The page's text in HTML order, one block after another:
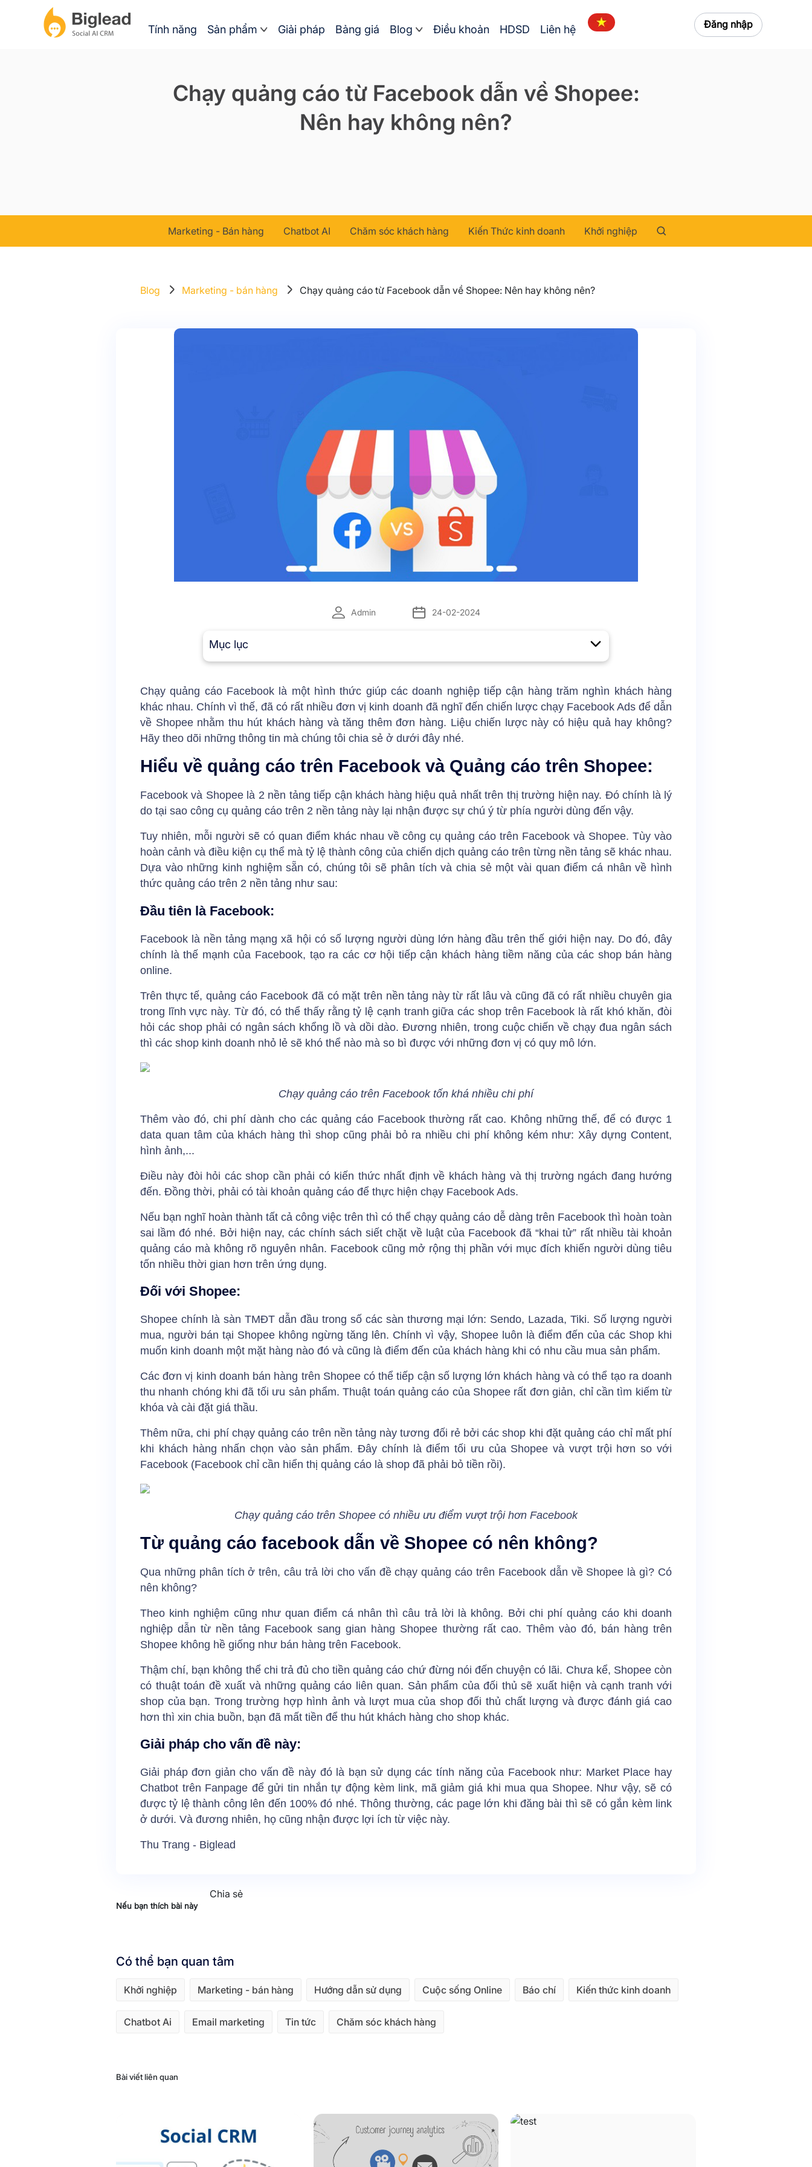
Tính năng Sản phẩm Giải pháp Bảng giá Blog Điều khoản HDSD Liên hệ Đăng nhập
Chạy quảng cáo từ Facebook dẫn về Shopee:
Nên hay không nên?
Marketing - Bán hàng Chatbot AI Chăm sóc khách hàng Kiến Thức kinh doanh Khởi nghiệp
Blog Marketing - bán hàng Chạy quảng cáo từ Facebook dẫn về Shopee: Nên hay không nên?
Admin 24-02-2024
Mục lục
Chạy quảng cáo Facebook là một hình thức giúp các doanh nghiệp tiếp cận hàng trăm nghìn khách hàng
khác nhau. Chính vì thế, đã có rất nhiều đơn vị kinh doanh đã nghĩ đến chiến lược chạy Facebook Ads để dẫn
về Shopee nhằm thu hút khách hàng và tăng thêm đơn hàng. Liệu chiến lược này có hiệu quả hay không?
Hãy theo dõi những thông tin mà chúng tôi chia sẻ ở dưới đây nhé.
Hiểu về quảng cáo trên Facebook và Quảng cáo trên Shopee:
Facebook và Shopee là 2 nền tảng tiếp cận khách hàng hiệu quả nhất trên thị trường hiện nay. Đó chính là lý
do tại sao công cụ quảng cáo trên 2 nền tảng này lại nhận được sự chú ý từ phía người dùng đến vậy.
Tuy nhiên, mỗi người sẽ có quan điểm khác nhau về công cụ quảng cáo trên Facebook và Shopee. Tùy vào
hoàn cảnh và điều kiện cụ thể mà tỷ lệ thành công của chiến dịch quảng cáo trên từng nền tảng sẽ khác nhau.
Dựa vào những kinh nghiệm sẵn có, chúng tôi sẽ phân tích và chia sẻ một vài quan điểm cá nhân về hình
thức quảng cáo trên 2 nền tảng như sau:
Đầu tiên là Facebook:
Facebook là nền tảng mạng xã hội có số lượng người dùng lớn hàng đầu trên thế giới hiện nay. Do đó, đây
chính là thế mạnh của Facebook, tạo ra các cơ hội tiếp cận khách hàng tiềm năng của các shop bán hàng
online.
Trên thực tế, quảng cáo Facebook đã có mặt trên nền tảng này từ rất lâu và cũng đã có rất nhiều chuyên gia
trong lĩnh vực này. Từ đó, có thể thấy rằng tỷ lệ cạnh tranh giữa các shop trên Facebook là rất khó khăn, đòi
hỏi các shop phải có ngân sách khổng lồ và dồi dào. Đương nhiên, trong cuộc chiến về chạy đua ngân sách
thì các shop kinh doanh nhỏ lẻ sẽ khó thể nào mà so bì được với những đơn vị có quy mô lớn.
Chạy quảng cáo trên Facebook tốn khá nhiều chi phí
Thêm vào đó, chi phí dành cho các quảng cáo Facebook thường rất cao. Không những thế, để có được 1
data quan tâm của khách hàng thì shop cũng phải bỏ ra nhiều chi phí không kém như: Xây dựng Content,
hình ảnh,...
Điều này đòi hỏi các shop cần phải có kiến thức nhất định về khách hàng và thị trường ngách đang hướng
đến. Đồng thời, phải có tài khoản quảng cáo để thực hiện chạy Facebook Ads.
Nếu bạn nghĩ hoàn thành tất cả công việc trên thì có thể chạy quảng cáo dễ dàng trên Facebook thì hoàn toàn
sai lầm đó nhé. Bởi hiện nay, các chính sách siết chặt về luật của Facebook đã “khai tử” rất nhiều tài khoản
quảng cáo mà không rõ nguyên nhân. Facebook cũng mở rộng thị phần với mục đích khiến người dùng tiêu
tốn nhiều thời gian hơn trên ứng dụng.
Đối với Shopee:
Shopee chính là sàn TMĐT dẫn đầu trong số các sàn thương mại lớn: Sendo, Lazada, Tiki. Số lượng người
mua, người bán tại Shopee không ngừng tăng lên. Chính vì vậy, Shopee luôn là điểm đến của các Shop khi
muốn kinh doanh một mặt hàng nào đó và cũng là điểm đến của khách hàng khi có nhu cầu mua sản phẩm.
Các đơn vị kinh doanh bán hàng trên Shopee có thể tiếp cận số lượng lớn khách hàng và có thể tạo ra doanh
thu nhanh chóng khi đã tối ưu sản phẩm. Thuật toán quảng cáo của Shopee rất đơn giản, chỉ cần tìm kiếm từ
khóa và cài đặt giá thầu.
Thêm nữa, chi phí chạy quảng cáo trên nền tảng này tương đối rẻ bởi các shop khi đặt quảng cáo chỉ mất phí
khi khách hàng nhấn chọn vào sản phẩm. Đây chính là điểm tối ưu của Shopee và vượt trội hơn so với
Facebook (Facebook chỉ cần hiển thị quảng cáo là shop đã phải bỏ tiền rồi).
Chạy quảng cáo trên Shopee có nhiều ưu điểm vượt trội hơn Facebook
Từ quảng cáo facebook dẫn về Shopee có nên không?
Qua những phân tích ở trên, câu trả lời cho vấn đề chạy quảng cáo trên Facebook dẫn về Shopee là gì? Có
nên không?
Theo kinh nghiệm cũng như quan điểm cá nhân thì câu trả lời là không. Bởi chi phí quảng cáo khi doanh
nghiệp dẫn từ nền tảng Facebook sang gian hàng Shopee thường rất cao. Thêm vào đó, bán hàng trên
Shopee không hề giống như bán hàng trên Facebook.
Thậm chí, bạn không thể chi trả đủ cho tiền quảng cáo chứ đừng nói đến chuyện có lãi. Chưa kể, Shopee còn
có thuật toán đề xuất và những quảng cáo liên quan. Sản phẩm của đối thủ sẽ xuất hiện và cạnh tranh với
shop của bạn. Trong trường hợp hình ảnh và lượt mua của shop đối thủ chất lượng và được đánh giá cao
hơn thì xin chia buồn, bạn đã mất tiền để thu hút khách hàng cho shop khác.
Giải pháp cho vấn đề này:
Giải pháp đơn giản cho vấn đề này đó là bạn sử dụng các tính năng của Facebook như: Market Place hay
Chatbot trên Fanpage để gửi tin nhắn tự động kèm link, mã giảm giá khi mua qua Shopee. Như vậy, sẽ có
được tỷ lệ thành công lên đến 100% đó nhé. Thông thường, các page lớn khi đăng bài thì sẽ có gắn kèm link
ở dưới. Và đương nhiên, họ cũng nhận được lợi ích từ việc này.
Thu Trang - Biglead
Nếu bạn thích bài này
Chia sẻ
Có thể bạn quan tâm
Khởi nghiệp Marketing - bán hàng Hướng dẫn sử dụng Cuộc sống Online Báo chí Kiến thức kinh doanh
Chatbot Ai Email marketing Tin tức Chăm sóc khách hàng
Bài viết liên quan